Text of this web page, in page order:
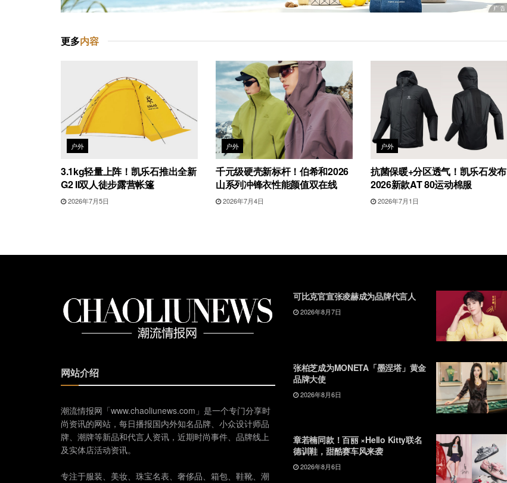
更多内容
户外
3.1kg轻量上阵！凯乐石推出全新
G2 II双人徒步露营帐篷
2026年7月5日
户外
千元级硬壳新标杆！伯希和2026
山系列冲锋衣性能颜值双在线
2026年7月4日
户外
抗菌保暖+分区透气！凯乐石发布
2026新款AT 80运动棉服
2026年7月1日
网站介绍
潮流情报网「www.chaoliunews.com」是一个专门分享时
尚资讯的网站，每日播报国内外知名品牌、小众设计师品
牌、潮牌等新品和代言人资讯，近期时尚事件、品牌线上
及实体店活动资讯。
专注于服装、美妆、珠宝名表、奢侈品、箱包、鞋靴、潮
可比克官宣张凌赫成为品牌代言人
2026年8月7日
张柏芝成为MONETA「墨涅塔」黄金
品牌大使
2026年8月6日
章若楠同款！百丽 ×Hello Kitty联名
德训鞋，甜酷赛车风来袭
2026年8月6日